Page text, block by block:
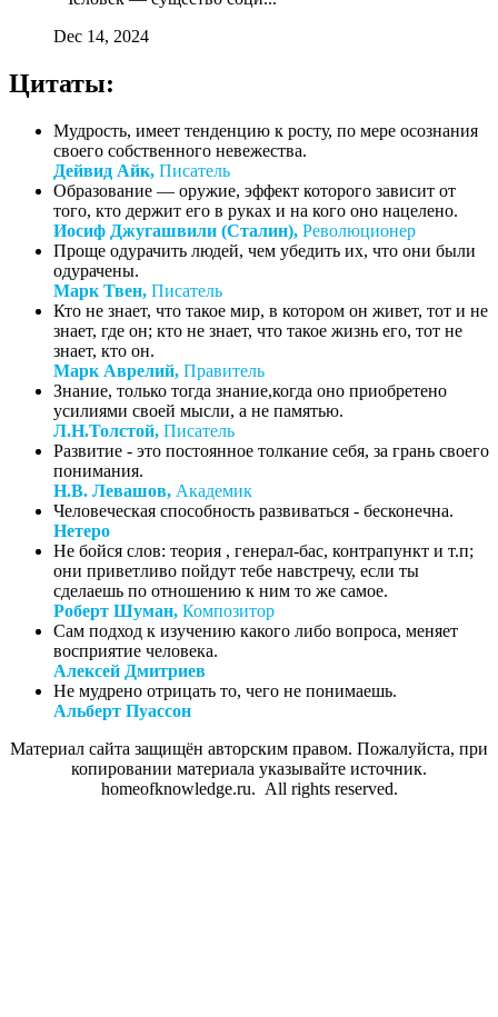
Dec 14, 2024
Цитаты:
Мудрость, имеет тенденцию к росту, по мере осознания
своего собственного невежества.
Дейвид Айк, Писатель
Образование — оружие, эффект которого зависит от
того, кто держит его в руках и на кого оно нацелено.
Иосиф Джугашвили (Сталин), Революционер
Проще одурачить людей, чем убедить их, что они были
одурачены.
Марк Твен, Писатель
Кто не знает, что такое мир, в котором он живет, тот и не
знает, где он; кто не знает, что такое жизнь его, тот не
знает, кто он.
Марк Аврелий, Правитель
Знание, только тогда знание,когда оно приобретено
усилиями своей мысли, а не памятью.
Л.Н.Толстой, Писатель
Развитие - это постоянное толкание себя, за грань своего
понимания.
Н.В. Левашов, Академик
Человеческая способность развиваться - бесконечна.
Нетеро
Не бойся слов: теория , генерал-бас, контрапункт и т.п;
они приветливо пойдут тебе навстречу, если ты
сделаешь по отношению к ним то же самое.
Роберт Шуман, Композитор
Сам подход к изучению какого либо вопроса, меняет
восприятие человека.
Алексей Дмитриев
Не мудрено отрицать то, чего не понимаешь.
Альберт Пуассон
Материал сайта защищён авторским правом. Пожалуйста, при
копировании материала указывайте источник.
homeofknowledge.ru. All rights reserved.